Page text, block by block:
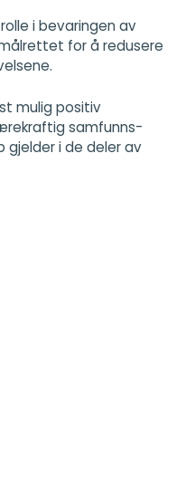
i bevaringen av
for å redusere
mulig positiv
samfunns-
gjelder i de deler av